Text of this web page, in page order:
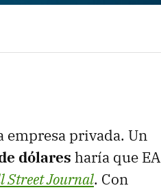
empresa privada. Un
dólares haría que EA
Street Journal. Con